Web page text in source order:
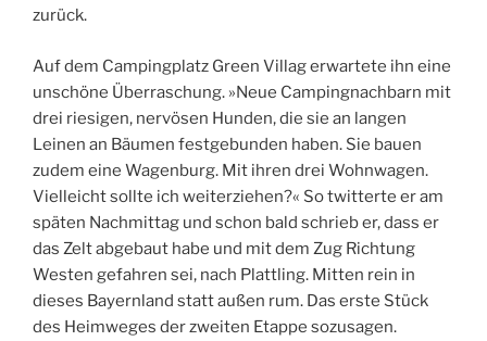
zurück.
Auf dem Campingplatz Green Villag erwartete ihn eine
unschöne Überraschung. »Neue Campingnachbarn mit
drei riesigen, nervösen Hunden, die sie an langen
Leinen an Bäumen festgebunden haben. Sie bauen
zudem eine Wagenburg. Mit ihren drei Wohnwagen.
Vielleicht sollte ich weiterziehen?« So twitterte er am
späten Nachmittag und schon bald schrieb er, dass er
das Zelt abgebaut habe und mit dem Zug Richtung
Westen gefahren sei, nach Plattling. Mitten rein in
dieses Bayernland statt außen rum. Das erste Stück
des Heimweges der zweiten Etappe sozusagen.